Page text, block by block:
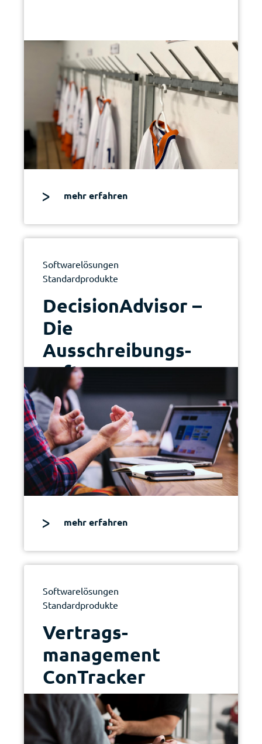
mehr erfahren
Softwarelösungen
|
Standardprodukte
Decision­Advisor –
Die
Ausschreibungs­­­
software
mehr erfahren
Softwarelösungen
|
Standardprodukte
Vertrags­
management
ConTracker